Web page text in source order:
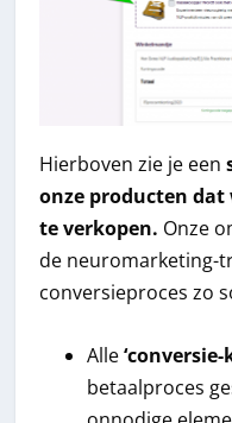
Hierboven zie je een
onze producten dat
te verkopen. Onze
de neuromarketing-
conversieproces zo
Alle
betaalproces